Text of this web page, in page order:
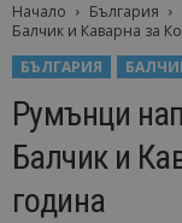
Начало България
Балчик и Каварна за
БЪЛГАРИЯ
Румънци
Балчик и
година